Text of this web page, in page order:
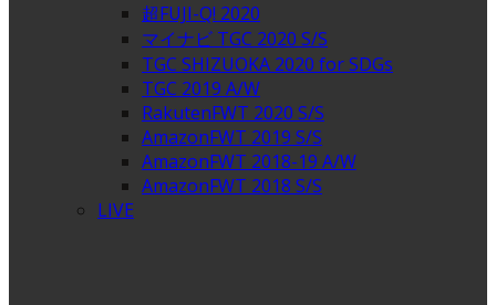
超FUJI-Q! 2020
マイナビ TGC 2020 S/S
TGC SHIZUOKA 2020 for SDGs
TGC 2019 A/W
RakutenFWT 2020 S/S
AmazonFWT 2019 S/S
AmazonFWT 2018-19 A/W
AmazonFWT 2018 S/S
LIVE